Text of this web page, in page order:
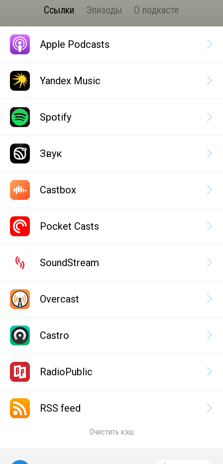
Ссылки Эпизоды О подкасте
Apple Podcasts
Yandex Music
Spotify
Звук
Castbox
Pocket Casts
SoundStream
Overcast
Castro
RadioPublic
RSS feed
Очистить кэш